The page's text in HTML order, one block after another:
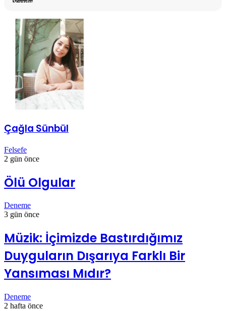
Yazdır
Çağla Sünbül
Felsefe
2 gün önce
Ölü Olgular
Deneme
3 gün önce
Müzik: İçimizde Bastırdığımız
Duyguların Dışarıya Farklı Bir
Yansıması Mıdır?
Deneme
2 hafta önce